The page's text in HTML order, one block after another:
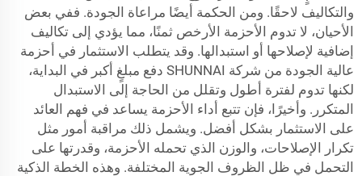
والتكاليف لاحقًا. ومن الحكمة أيضًا مراعاة الجودة. ففي بعض
الأحيان، لا تدوم الأحزمة الأرخص ثمنًا، مما يؤدي إلى تكاليف
إضافية لإصلاحها أو استبدالها. وقد يتطلب الاستثمار في أحزمة
عالية الجودة من شركة SHUNNAI دفع مبلغٍ أكبر في البداية،
لكنها تدوم لفترة أطول وتقلل من الحاجة إلى الاستبدال
المتكرر. وأخيرًا، فإن تتبع أداء الأحزمة يساعد في فهم العائد
على الاستثمار بشكل أفضل. ويشمل ذلك مراقبة أمور مثل
تكرار الإصلاحات، والوزن الذي تحمله الأحزمة، وقدرتها على
التحمل في ظل الظروف الجوية المختلفة. وهذه الخطة الذكية